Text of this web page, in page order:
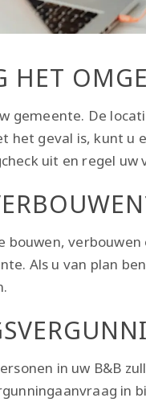
HET
gemeente. De
het geval is, kunt u
uit en regel
bouwen,
Als u van plan
in uw B&B
in